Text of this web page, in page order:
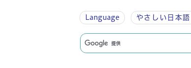
Language やさしい 日本語